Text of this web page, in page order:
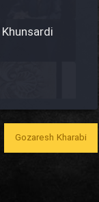
Bozorg
Gozaresh Kharabi